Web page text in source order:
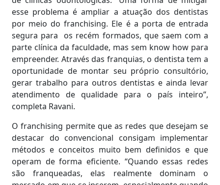
esse problema é ampliar a atuação dos dentistas
por meio do franchising. Ele é a porta de entrada
segura para os recém formados, que saem com a
parte clínica da faculdade, mas sem know how para
empreender. Através das franquias, o dentista tem a
oportunidade de montar seu próprio consultório,
gerar trabalho para outros dentistas e ainda levar
atendimento de qualidade para o país inteiro”,
completa Ravani.
O franchising permite que as redes que desejam se
destacar do convencional consigam implementar
métodos e conceitos muito bem definidos e que
operam de forma eficiente. “Quando essas redes
são franqueadas, elas realmente dominam o